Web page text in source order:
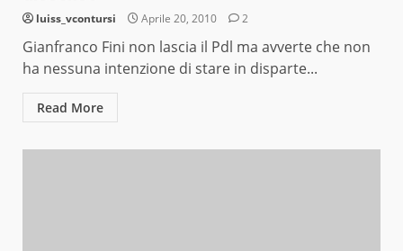
luiss_vcontursi Aprile 20, 2010 2
Gianfranco Fini non lascia il Pdl ma avverte che non
ha nessuna intenzione di stare in disparte...
Read More